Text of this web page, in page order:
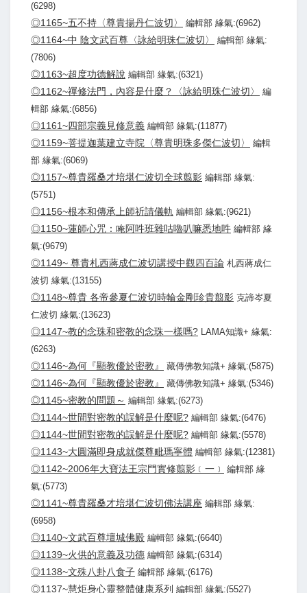
(6298)
◎1165~五不持〈尊貴揚丹仁波切〉 編輯部 緣氣:(6962)
◎1164~中 陰文武百尊〈詠給明珠仁波切〉
編輯部 緣氣:
(7806)
◎1163~超度功德解說 編輯部 緣氣:(6321)
◎1162~禪修法門，內容是什麼？〈詠給明珠仁波切〉
編
輯部 緣氣:(6856)
◎1161~四部宗義見修意義 編輯部 緣氣:(11877)
◎1159~菩提迦葉建立寺院〈尊貴明珠多傑仁波切〉
編輯
部 緣氣:(6069)
◎1157~尊貴羅桑才培堪仁波切全球翦影 編輯部 緣氣:
(5751)
◎1156~根本和傳承上師祈請儀軌 編輯部 緣氣:(9621)
◎1150~蓮師心咒：唵阿吽班雜咕嚕叭嘛悉地吽 編輯部 緣
氣:(9679)
◎1149~ 尊貴札西蔣成仁波切講授中觀四百論 札西蔣成仁
波切 緣氣:(13155)
◎1148~尊貴 各帝參夏仁波切時輪金剛珍貴翦影 克諦岑夏
仁波切 緣氣:(13623)
◎1147~教的念珠和密教的念珠一樣嗎? LAMA知識+ 緣氣:
(6263)
◎1146~為何『顯教優於密教』 藏傳佛教知識+ 緣氣:(5875)
◎1146~為何『顯教優於密教』 藏傳佛教知識+ 緣氣:(5346)
◎1145~密教的問題～ 編輯部 緣氣:(6273)
◎1144~世間對密教的誤解是什麼呢? 編輯部 緣氣:(6476)
◎1144~世間對密教的誤解是什麼呢? 編輯部 緣氣:(5578)
◎1143~大圓滿即身成就傑尊毗瑪寧體 編輯部 緣氣:(12381)
◎1142~2006年大寶法王宗門實修翦影﹝一﹞
編輯部 緣
氣:(5773)
◎1141~尊貴羅桑才培堪仁波切佛法講座 編輯部 緣氣:
(6958)
◎1140~文武百尊壇城佛殿 編輯部 緣氣:(6640)
◎1139~火供的意義及功德 編輯部 緣氣:(6314)
◎1138~文殊八卦八食子 編輯部 緣氣:(6176)
◎1137~慧炬身心靈整體健康系列 編輯部 緣氣:(5527)